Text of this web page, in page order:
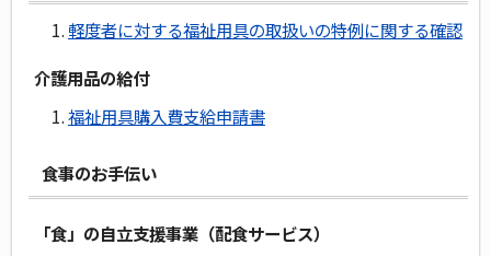
軽度者に対する福祉用具の取扱いの特例に関する確認
介護用品の給付
福祉用具購入費支給申請書
食事のお手伝い
「食」の自立支援事業（配食サービス）